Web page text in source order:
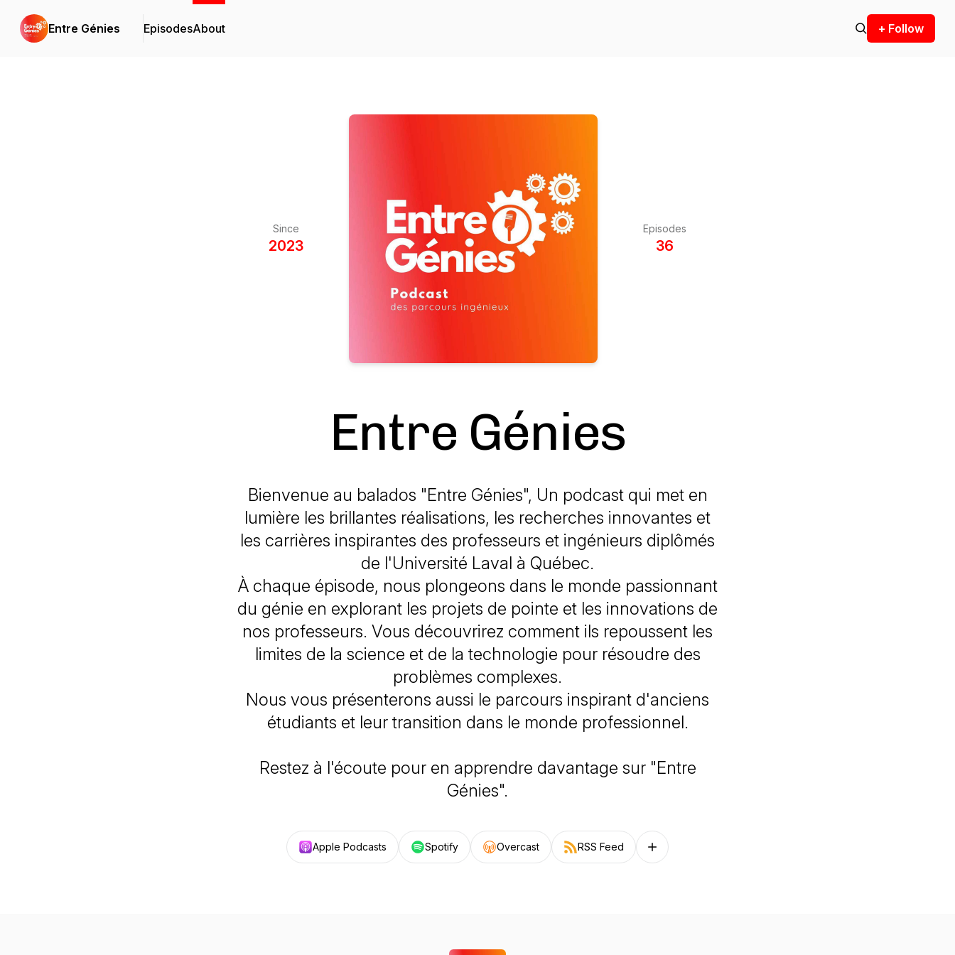
Entre Génies EpisodesAbout + Follow
Since
2023
Episodes
36
Entre Génies
Bienvenue au balados "Entre Génies", Un podcast qui met en
lumière les brillantes réalisations, les recherches innovantes et
les carrières inspirantes des professeurs et ingénieurs diplômés
de l'Université Laval à Québec.
À chaque épisode, nous plongeons dans le monde passionnant
du génie en explorant les projets de pointe et les innovations de
nos professeurs. Vous découvrirez comment ils repoussent les
limites de la science et de la technologie pour résoudre des
problèmes complexes.
Nous vous présenterons aussi le parcours inspirant d'anciens
étudiants et leur transition dans le monde professionnel.
Restez à l'écoute pour en apprendre davantage sur "Entre
Génies".
Apple Podcasts Spotify Overcast RSS Feed Follow on other platforms